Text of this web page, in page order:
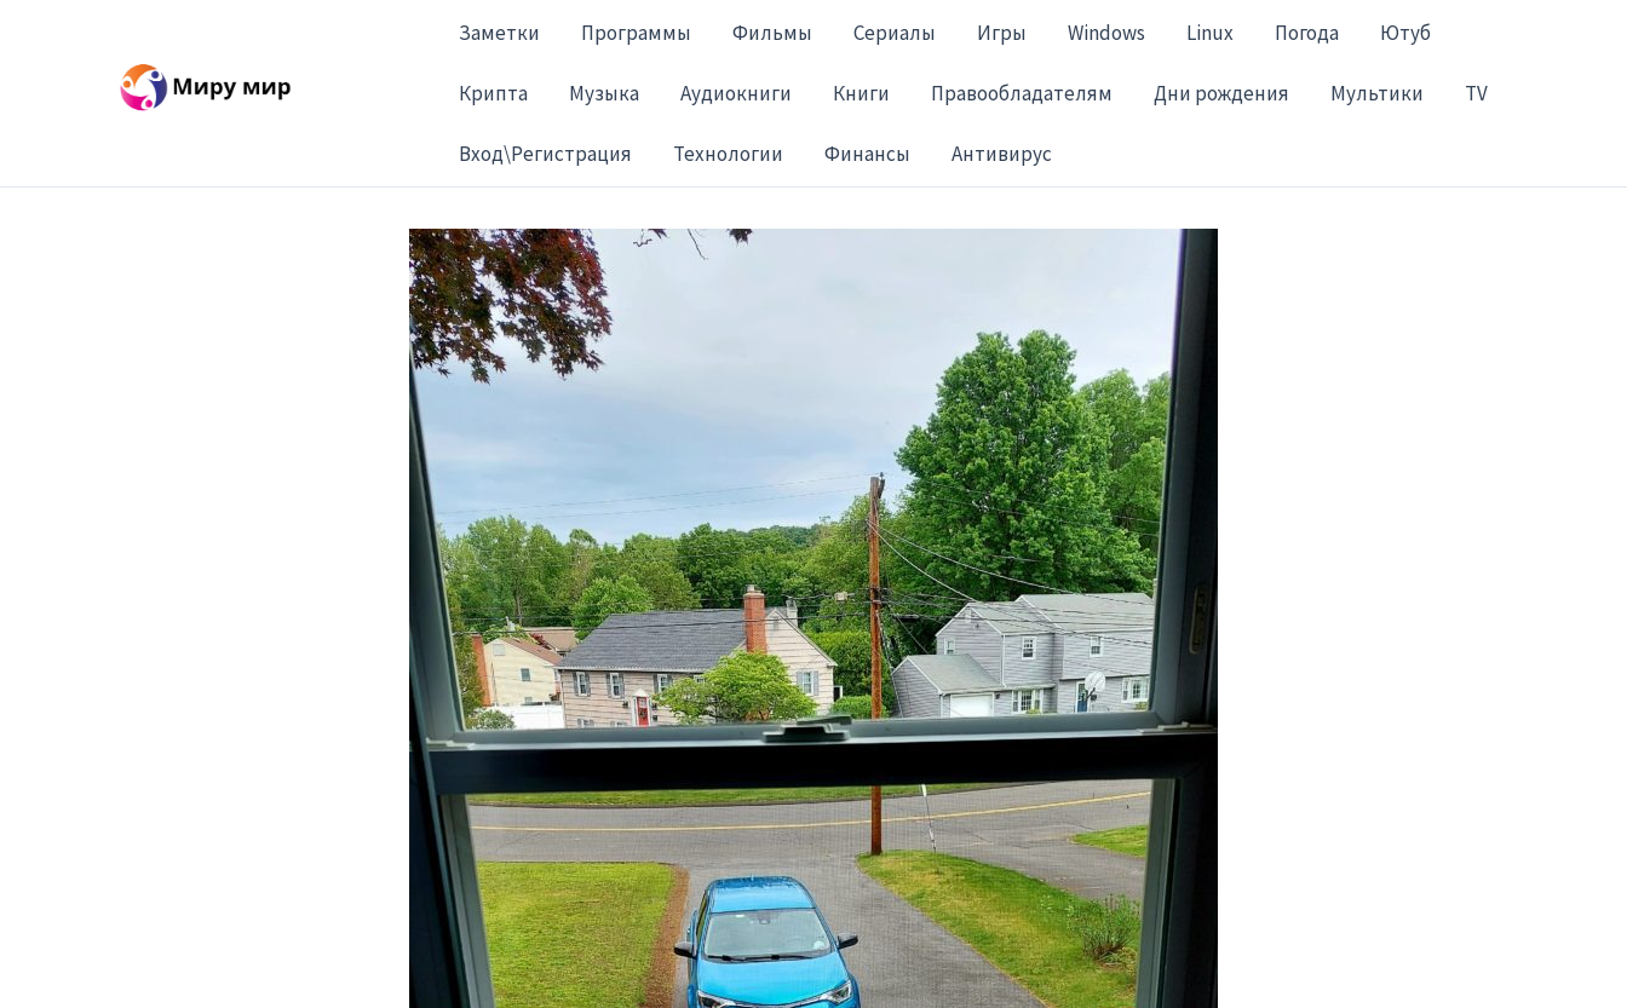
содержимому
Заметки Программы Фильмы Сериалы Игры Windows Linux Погода Ютуб
Крипта Музыка Аудиокниги Книги Правообладателям Дни рождения Мультики TV
Вход\Регистрация Технологии Финансы Антивирус